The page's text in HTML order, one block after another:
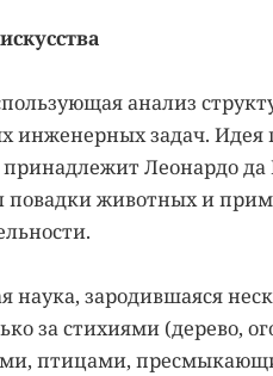
анализ
инженерных задач.
Леонардо
повадки животных и
наука, зародившаяся
за стихиями (дерево,
птицами,